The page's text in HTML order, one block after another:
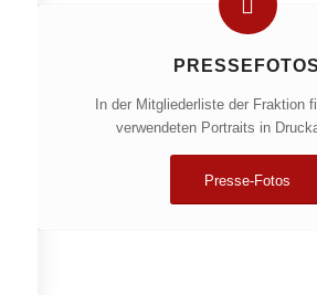
PRESSEFOTOS
In der Mitgliederliste der Fraktion
verwendeten Portraits in
Presse-Fotos